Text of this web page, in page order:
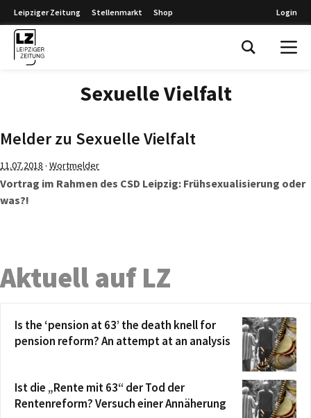
Leipziger Zeitung Stellenmarkt Shop Login
Sexuelle Vielfalt
Melder zu Sexuelle Vielfalt
11.07.2018 · Wortmelder
Vortrag im Rahmen des CSD Leipzig: Frühsexualisierung oder
was?!
Aktuell auf LZ
Is the ‘pension at 63’ the death knell for
pension reform? An attempt at an analysis
Ist die „Rente mit 63“ der Tod der
Rentenreform? Versuch einer Annäherung